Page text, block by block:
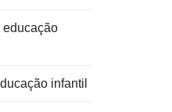
educação
infantil